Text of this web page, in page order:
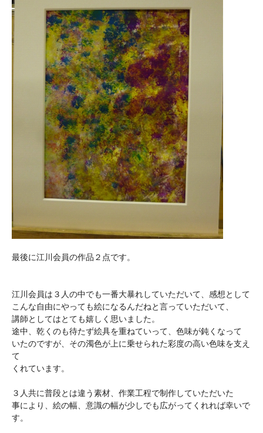
最後に江川会員の作品２点です。
江川会員は３人の中でも一番大暴れしていただいて、感想として
こんな自由にやっても絵になるんだねと言っていただいて、
講師としてはとても嬉しく思いました。
途中、乾くのも待たず絵具を重ねていって、色味が鈍くなって
いたのですが、その濁色が上に乗せられた彩度の高い色味を支え
て
くれています。
３人共に普段とは違う素材、作業工程で制作していただいた
事により、絵の幅、意識の幅が少しでも広がってくれれば幸いで
す。